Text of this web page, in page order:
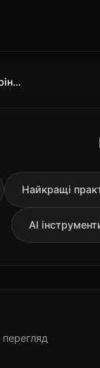
Демографічна криза в Україні: як старіння населення впливає на економіку
Найкращі
AI